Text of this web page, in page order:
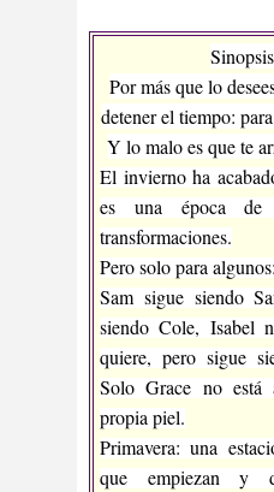
Por más que lo
detener el tiempo:
Y lo malo es que te
El invierno ha
es una época de
transformaciones.
Pero solo para algunos:
Sam sigue siendo
siendo Cole, Isabel
quiere, pero sigue
Solo Grace no está
propia piel.
Primavera: una
que empiezan y